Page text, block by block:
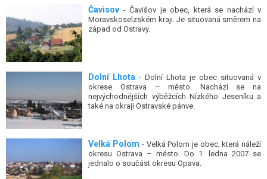
Čavisov - Čavišov je obec, která se nachází v
Moravskoselzském kraji. Je situovaná směrem na
západ od Ostravy.
Dolní Lhota - Dolní Lhota je obec situovaná v
okrese Ostrava – město. Nachází se na
nejvýchodnějších výběžcích Nízkého Jeseníku a
také na okraji Ostravské pánve.
Velká Polom - Velká Polom je obec, která náleží
okresu Ostrava – město. Do 1. ledna 2007 se
jednalo o součást okresu Opava.